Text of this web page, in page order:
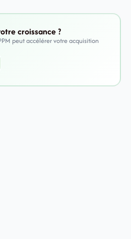
croissance ?
peut accélérer votre acquisition